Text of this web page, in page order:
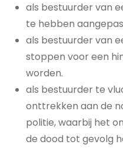
als bestuurder van
te hebben
als bestuurder van
stoppen voor een
worden.
als bestuurder te
onttrekken aan de
politie, waarbij het
de dood tot gevolg